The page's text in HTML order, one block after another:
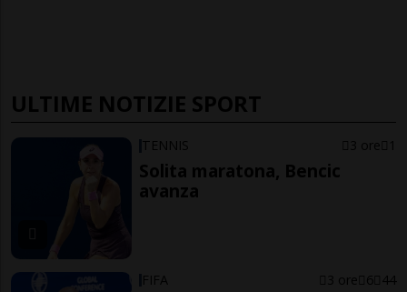
ULTIME NOTIZIE SPORT
TENNIS 3 ore 1
Solita maratona, Bencic
avanza
FIFA 3 ore 6 44